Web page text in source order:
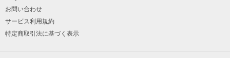
お問い合わせ
サービス利用規約
特定商取引法に基づく表示